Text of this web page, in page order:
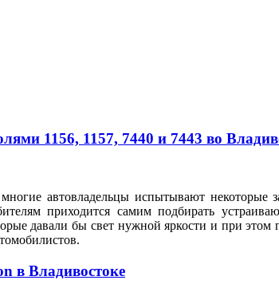
1156, 1157, 7440 и 7443 во
автовладельцы испытывают некоторые
приходится самим подбирать
давали бы свет нужной яркости и при
в Владивостоке